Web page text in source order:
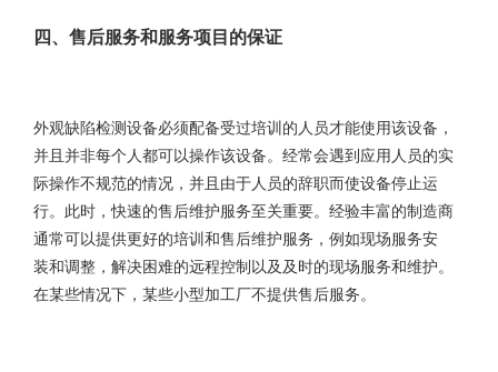
四、售后服务和服务项目的保证
外观缺陷检测设备必须配备受过培训的人员才能使用该设备，
并且并非每个人都可以操作该设备。经常会遇到应用人员的实
际操作不规范的情况，并且由于人员的辞职而使设备停止运
行。此时，快速的售后维护服务至关重要。经验丰富的制造商
通常可以提供更好的培训和售后维护服务，例如现场服务安
装和调整，解决困难的远程控制以及及时的现场服务和维护。
在某些情况下，某些小型加工厂不提供售后服务。